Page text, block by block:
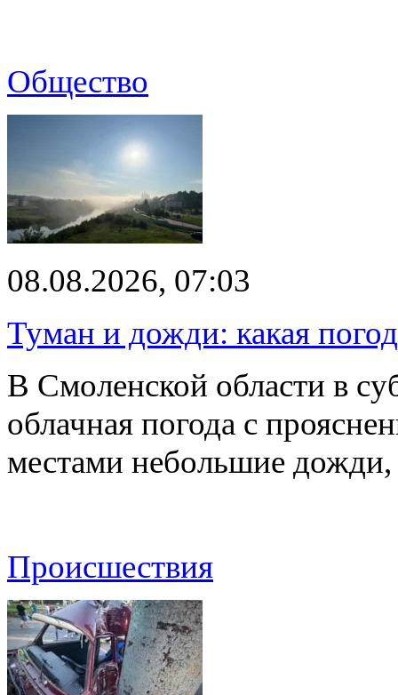
Общество
08.08.2026, 07:03
Туман и дожди: какая
В Смоленской области в
облачная погода с
местами небольшие
Происшествия